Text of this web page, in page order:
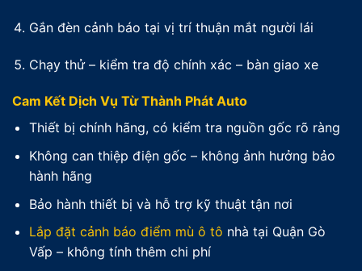
Gắn đèn cảnh báo tại vị trí thuận mắt người lái
Chạy thử – kiểm tra độ chính xác – bàn giao xe
Cam Kết Dịch Vụ Từ Thành Phát Auto
Thiết bị chính hãng, có kiểm tra nguồn gốc rõ ràng
Không can thiệp điện gốc – không ảnh hưởng bảo
hành hãng
Bảo hành thiết bị và hỗ trợ kỹ thuật tận nơi
Lắp đặt cảnh báo điểm mù ô tô nhà tại Quận Gò
Vấp – không tính thêm chi phí